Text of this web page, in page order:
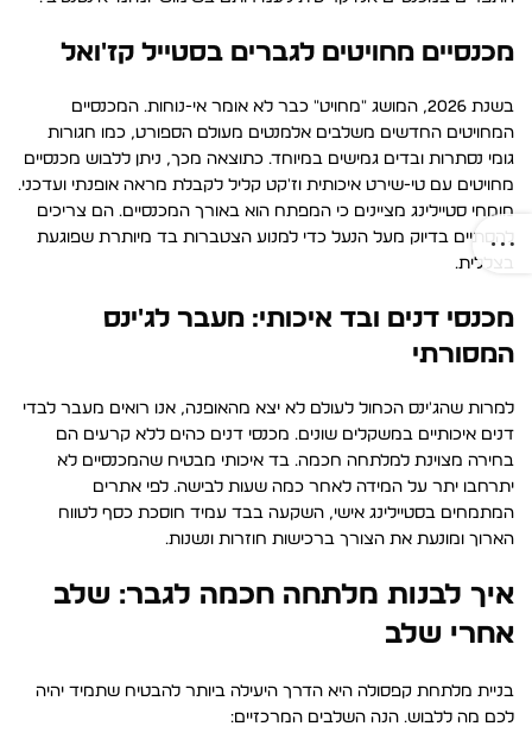
מכנסיים מחויטים לגברים בסטייל קז'ואל
בשנת 2026, המושג "מחויט" כבר לא אומר אי-נוחות. המכנסיים
המחויטים החדשים משלבים אלמנטים מעולם הספורט, כמו חגורות
גומי נסתרות ובדים גמישים במיוחד. כתוצאה מכך, ניתן ללבוש מכנסיים
מחויטים עם טי-שירט איכותית וז'קט קליל לקבלת מראה אופנתי ועדכני.
מומחי סטיילינג מציינים כי המפתח הוא באורך המכנסיים. הם צריכים
להסתיים בדיוק מעל הנעל כדי למנוע הצטברות בד מיותרת שפוגעת
בצללית.
מכנסי דנים ובד איכותי: מעבר לג'ינס
המסורתי
למרות שהג'ינס הכחול לעולם לא יצא מהאופנה, אנו רואים מעבר לבדי
דנים איכותיים במשקלים שונים. מכנסי דנים כהים ללא קרעים הם
בחירה מצוינת למלתחה חכמה. בד איכותי מבטיח שהמכנסיים לא
יתרחבו יתר על המידה לאחר כמה שעות לבישה. לפי אתרים
המתמחים בסטיילינג אישי, השקעה בבד עמיד חוסכת כסף לטווח
הארוך ומונעת את הצורך ברכישות חוזרות ונשנות.
איך לבנות מלתחה חכמה לגבר: שלב
אחרי שלב
בניית מלתחת קפסולה היא הדרך היעילה ביותר להבטיח שתמיד יהיה
לכם מה ללבוש. הנה השלבים המרכזיים: